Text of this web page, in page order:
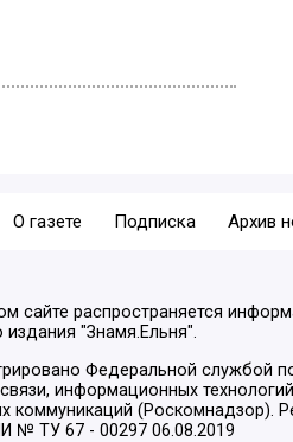
О газете Подписка Архив
сайте распространяется
издания "Знамя.Ельня".
Федеральной службой
информационных
коммуникаций (Роскомнадзор).
№ ТУ 67 - 00297 06.08.2019